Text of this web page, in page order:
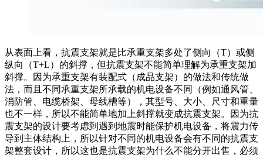
从表面上看，抗震支架就是比承重支架多处了侧向（T）或侧
纵向（T+L）的斜撑，但抗震支架不能简单理解为承重支架加
斜撑。因为承重支架有装配式（成品支架）的做法和传统做
法，而且不同承重支架所承载的机电设备不同（例如通风管、
消防管、电缆桥架、母线槽等），其型号、大小、尺寸和重量
也不一样，所以不能简单地加上斜撑就变成抗震支架。因为抗
震支架的设计要考虑到遇到地震时能保护机电设备，将震力传
导到主体结构上，所以针对不同的机电设备会有不同的抗震支
架整套设计，所以这也是抗震支架为什么不能分开出售，必须